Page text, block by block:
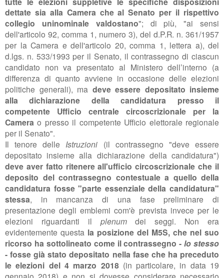
dettate sia alla Camera che al Senato per il rispettivo
collegio uninominale valdostano"; di più, "ai sensi
dell'articolo 92, comma 1, numero 3), del d.P.R. n. 361/1957
per la Camera e dell'articolo 20, comma 1, lettera a), del
d.lgs. n. 533/1993 per il Senato, il contrassegno di ciascun
candidato non va presentato al Ministero dell’interno (a
differenza di quanto avviene in occasione delle elezioni
politiche generali), ma deve essere depositato insieme
alla dichiarazione della candidatura presso il
competente Ufficio centrale circoscrizionale per la
Camera o presso il competente Ufficio elettorale regionale
per il Senato".
Il tenore delle Istruzioni (il contrassegno "deve essere
depositato insieme alla dichiarazione della candidatura")
deve aver fatto ritenere all'ufficio circoscrizionale che il
deposito del contrassegno contestuale a quello della
candidatura fosse "parte essenziale della candidatura"
stessa, in mancanza di una fase preliminare di
presentazione degli emblemi com'è prevista invece per le
elezioni riguardanti il plenumdei seggi. Non era
evidentemente questa la posizione del M5S, che nel suo
ricorso ha sottolineato come il contrassegno -lo stesso
- fosse già stato depositato nella fase che ha preceduto
le elezioni del 4 marzo 2018 (in particolare, in data 19
gennaio 2018) e non si dovesse considerare necessario